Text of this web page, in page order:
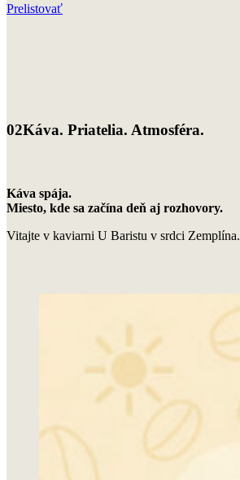
Prelistovať
02Káva. Priatelia. Atmosféra.
Káva spája.
Miesto, kde sa začína deň aj rozhovory.
Vitajte v kaviarni U Baristu v srdci Zemplína.